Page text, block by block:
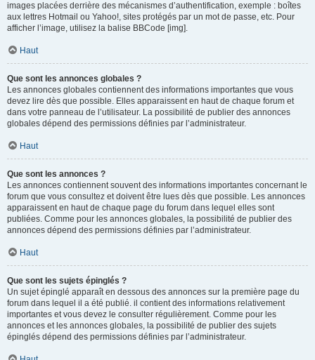
images placées derrière des mécanismes d’authentification, exemple : boîtes
aux lettres Hotmail ou Yahoo!, sites protégés par un mot de passe, etc. Pour
afficher l’image, utilisez la balise BBCode [img].
Haut
Que sont les annonces globales ?
Les annonces globales contiennent des informations importantes que vous
devez lire dès que possible. Elles apparaissent en haut de chaque forum et
dans votre panneau de l’utilisateur. La possibilité de publier des annonces
globales dépend des permissions définies par l’administrateur.
Haut
Que sont les annonces ?
Les annonces contiennent souvent des informations importantes concernant le
forum que vous consultez et doivent être lues dès que possible. Les annonces
apparaissent en haut de chaque page du forum dans lequel elles sont
publiées. Comme pour les annonces globales, la possibilité de publier des
annonces dépend des permissions définies par l’administrateur.
Haut
Que sont les sujets épinglés ?
Un sujet épinglé apparaît en dessous des annonces sur la première page du
forum dans lequel il a été publié. il contient des informations relativement
importantes et vous devez le consulter régulièrement. Comme pour les
annonces et les annonces globales, la possibilité de publier des sujets
épinglés dépend des permissions définies par l’administrateur.